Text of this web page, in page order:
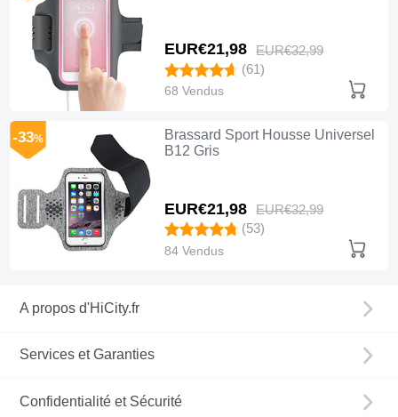
EUR€21,98 EUR€32,99
(61)
68 Vendus
Brassard Sport Housse Universel
B12 Gris
EUR€21,98 EUR€32,99
-33%
(53)
84 Vendus
A propos d'HiCity.fr
Services et Garanties
Confidentialité et Sécurité